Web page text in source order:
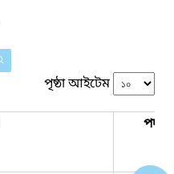
পৃষ্ঠা আইটেম
পদবি